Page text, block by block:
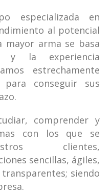
especializada en
al potencial
mayor arma se basa
y la experiencia
estrechamente
conseguir sus
comprender y
con los que se
clientes,
sencillas, ágiles,
siendo